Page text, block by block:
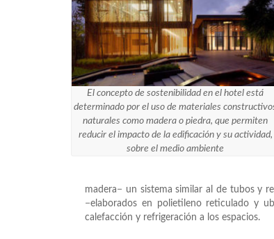
El concepto de sostenibilidad en el hotel está
determinado por el uso de materiales
naturales como madera o piedra, que permiten
reducir el impacto de la edificación y su actividad,
sobre el medio ambiente
madera− un sistema similar al de tubos y
−elaborados en polietileno reticulado y
calefacción y refrigeración a los espacios.